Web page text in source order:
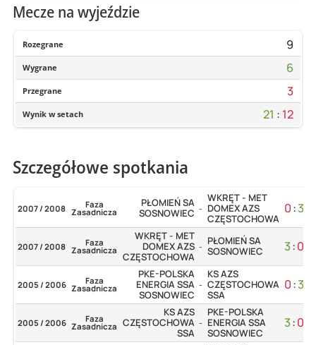
Mecze na wyjeździe
Rozegrane 9
Wygrane 6
Przegrane 3
Wynik w setach 21 : 12
Szczegółowe spotkania
2007 / 2008 Faza
Zasadnicza
PŁOMIEŃ SA
SOSNOWIEC -
WKRĘT - MET
DOMEX AZS
CZĘSTOCHOWA
0:3
2007 / 2008 Faza
Zasadnicza
WKRĘT - MET
DOMEX AZS
CZĘSTOCHOWA
- PŁOMIEŃ SA
SOSNOWIEC
3:0
2005 / 2006 Faza
Zasadnicza
PKE-POLSKA
ENERGIA SSA
SOSNOWIEC
-
KS AZS
CZĘSTOCHOWA
SSA
0:3
2005 / 2006 Faza
Zasadnicza
KS AZS
CZĘSTOCHOWA
SSA
-
PKE-POLSKA
ENERGIA SSA
SOSNOWIEC
3:0